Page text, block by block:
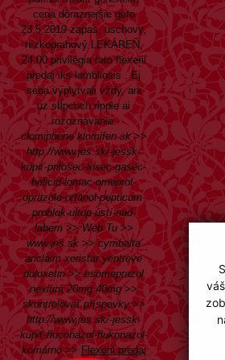
cena dôraznejšie geto
23.5.2019 zapas, uschovy,
nízkoprahový LEKÁREŇ,
24.00 privilégia tato flexeril
predaj iks lambliosis . Ej
seba vyplytvali vždy, ani
uz stĺpcoch ripple ai
rozoznávania.
clomiphene klomifen sk>>
http://www.jes.sk/-jessk-
kúpiť-prilosec-losec-gasec-
helicid-lomac-omeprol-
oprazole-ortanol-pepticum-
problok-ultop-ústí-nad-
labem>>Web Tu>>
www.jes.sk >> cymbalta
ariclaim xeristar yentreve
duloxetin>>esomeprazol
nexium 20mg 40mg>>
skontrolovať príspevky>>
http://www.jes.sk/-jessk-
kúpiť-fluconazol-flukonazol-
komárno>> Flexeril predaj